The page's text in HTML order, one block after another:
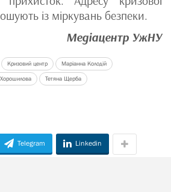
із міркувань безпеки.
Медіацентр УжНУ
Кризовий центр Маріанна Колодій
Тетяна Щерба
Telegram Linkedin